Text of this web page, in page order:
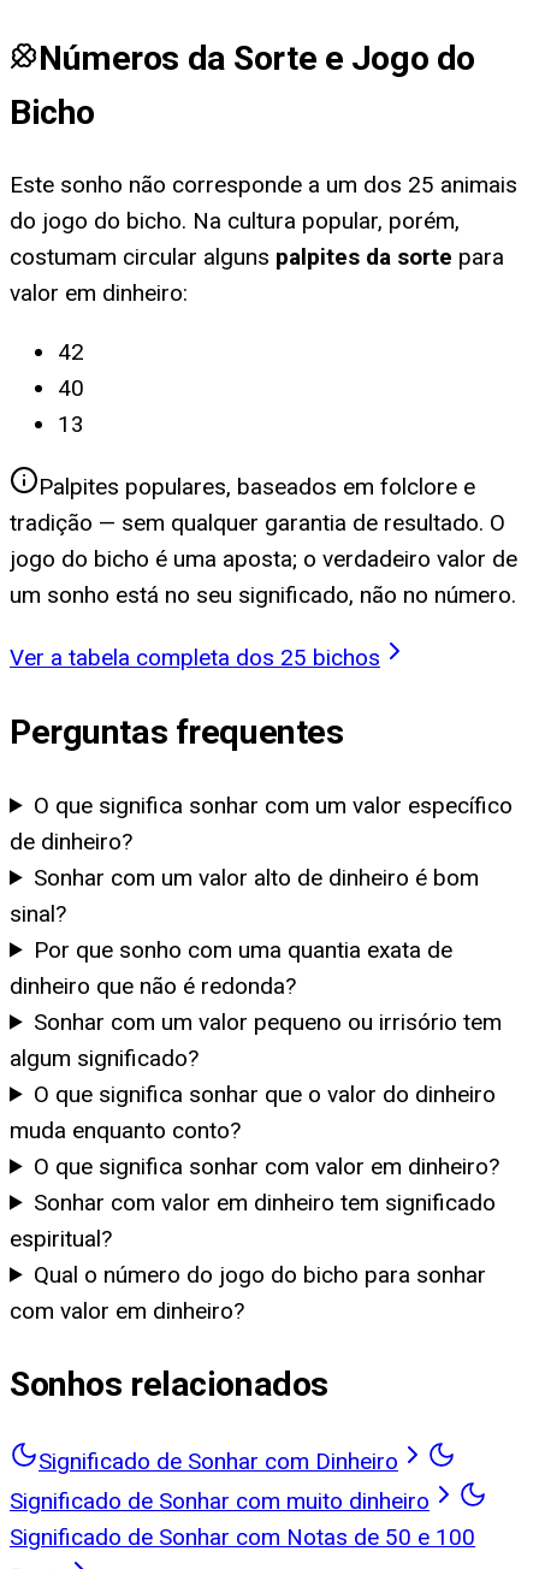
Números da Sorte e Jogo do
Bicho
Este sonho não corresponde a um dos 25 animais
do jogo do bicho. Na cultura popular, porém,
costumam circular alguns palpites da sorte para
valor em dinheiro:
42
40
13
Palpites populares, baseados em folclore e
tradição — sem qualquer garantia de resultado. O
jogo do bicho é uma aposta; o verdadeiro valor de
um sonho está no seu significado, não no número.
Ver a tabela completa dos 25 bichos
Perguntas frequentes
O que significa sonhar com um valor específico
de dinheiro?
Sonhar com um valor alto de dinheiro é bom
sinal?
Por que sonho com uma quantia exata de
dinheiro que não é redonda?
Sonhar com um valor pequeno ou irrisório tem
algum significado?
O que significa sonhar que o valor do dinheiro
muda enquanto conto?
O que significa sonhar com valor em dinheiro?
Sonhar com valor em dinheiro tem significado
espiritual?
Qual o número do jogo do bicho para sonhar
com valor em dinheiro?
Sonhos relacionados
Significado de Sonhar com Dinheiro
Significado de Sonhar com muito dinheiro
Significado de Sonhar com Notas de 50 e 100